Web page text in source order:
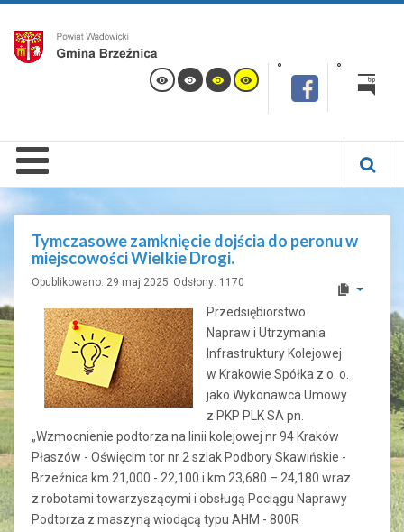
Tymczasowe zamknięcie dojścia do peronu w
miejscowości Wielkie Drogi.
Opublikowano: 29 maj 2025 Odsłony: 1170
Przedsiębiorstwo
Napraw i Utrzymania
Infrastruktury Kolejowej
w Krakowie Spółka z o. o.
jako Wykonawca Umowy
z PKP PLK SA pn.
„Wzmocnienie podtorza na linii kolejowej nr 94 Kraków
Płaszów - Oświęcim tor nr 2 szlak Podbory Skawińskie -
Brzeźnica km 21,000 - 22,100 i km 23,680 – 24,180 wraz
z robotami towarzyszącymi i obsługą Pociągu Naprawy
Podtorza z maszyną wiodącą typu AHM - 800R